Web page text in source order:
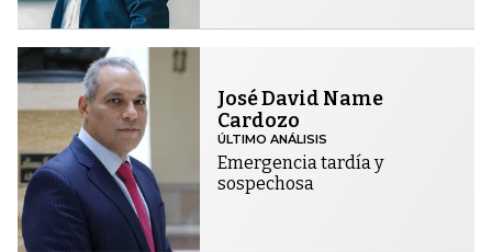
José David Name
Cardozo
ÚLTIMO ANÁLISIS
Emergencia tardía y
sospechosa